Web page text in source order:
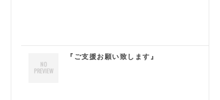
『ご支援お願い致します』